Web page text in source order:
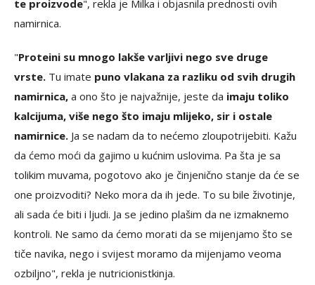
te proizvode", rekla je Milka i objasnila prednosti ovih
namirnica.
"Proteini su mnogo lakše varljivi nego sve druge
vrste. Tu imate puno vlakana za razliku od svih drugih
namirnica, a ono što je najvažnije, jeste da imaju toliko
kalcijuma, više nego što imaju mlijeko, sir i ostale
namirnice. Ja se nadam da to nećemo zloupotrijebiti. Kažu
da ćemo moći da gajimo u kućnim uslovima. Pa šta je sa
tolikim muvama, pogotovo ako je činjenično stanje da će se
one proizvoditi? Neko mora da ih jede. To su bile životinje,
ali sada će biti i ljudi. Ja se jedino plašim da ne izmaknemo
kontroli. Ne samo da ćemo morati da se mijenjamo što se
tiče navika, nego i svijest moramo da mijenjamo veoma
ozbiljno", rekla je nutricionistkinja.